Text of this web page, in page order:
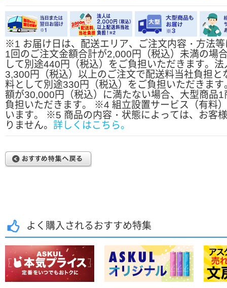
※1 お届け日は、配送エリア、ご注文内容・方法
1回のご注文金額合計が2,000円（税込）未満の場
して別途440円（税込）をご負担いただきます。
3,300円（税込）以上のご注文で配送料当社負担
料として別途330円（税込）をご負担いただきま
額が30,000円（税込）に満たない場合、大型商品
負担いただきます。 ※4 組立設置サービス（有料
います。 ※5 商品の内容・状態によっては、お客
りません。 詳しくはこちら。
よく購入されるおすすめ特集